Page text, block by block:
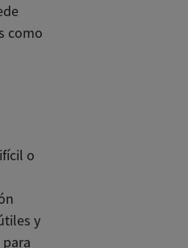
como
o
y